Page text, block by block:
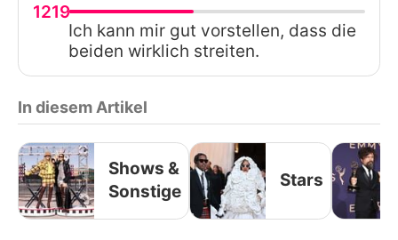
1219
Ich kann mir gut vorstellen, dass die
beiden wirklich streiten.
In diesem Artikel
Shows &
Sonstige
Stars